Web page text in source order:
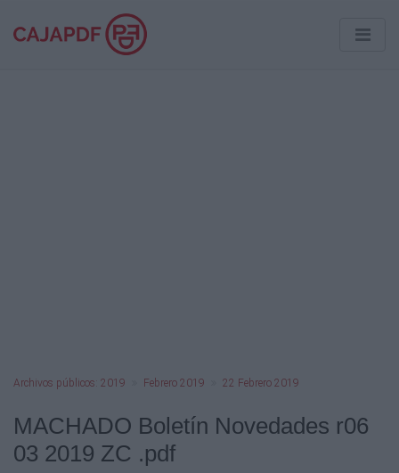
Archivos públicos: 2019 Febrero 2019 22 Febrero 2019
MACHADO Boletín Novedades r06
03 2019 ZC .pdf